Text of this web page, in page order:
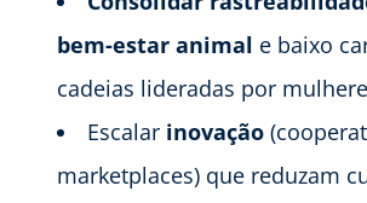
bem-estar animal e baixo
cadeias lideradas por
Escalar inovação
marketplaces) que reduzam